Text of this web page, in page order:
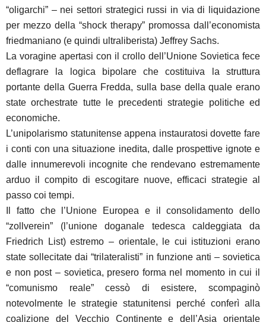
“oligarchi” – nei settori strategici russi in via di liquidazione
per mezzo della “shock therapy” promossa dall’economista
friedmaniano (e quindi ultraliberista) Jeffrey Sachs.
La voragine apertasi con il crollo dell’Unione Sovietica fece
deflagrare la logica bipolare che costituiva la struttura
portante della Guerra Fredda, sulla base della quale erano
state orchestrate tutte le precedenti strategie politiche ed
economiche.
L’unipolarismo statunitense appena instauratosi dovette fare
i conti con una situazione inedita, dalle prospettive ignote e
dalle innumerevoli incognite che rendevano estremamente
arduo il compito di escogitare nuove, efficaci strategie al
passo coi tempi.
Il fatto che l’Unione Europea e il consolidamento dello
“zollverein” (l’unione doganale tedesca caldeggiata da
Friedrich List) estremo – orientale, le cui istituzioni erano
state sollecitate dai “trilateralisti” in funzione anti – sovietica
e non post – sovietica, presero forma nel momento in cui il
“comunismo reale” cessò di esistere, scompaginò
notevolmente le strategie statunitensi perché conferì alla
coalizione del Vecchio Continente e dell’Asia orientale